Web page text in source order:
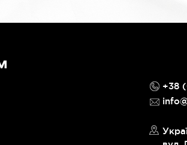
+38